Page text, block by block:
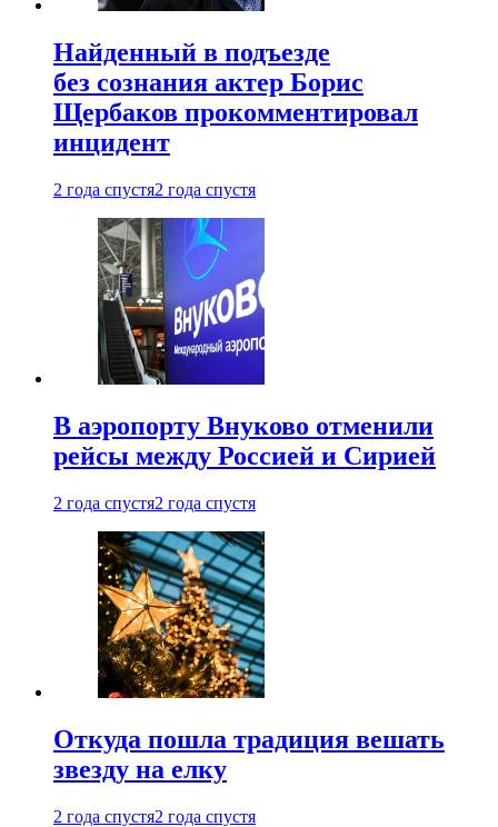
Найденный в подъезде
без сознания актер Борис
Щербаков прокомментировал
инцидент
2 года спустя2 года спустя
В аэропорту Внуково отменили
рейсы между Россией и Сирией
2 года спустя2 года спустя
Откуда пошла традиция вешать
звезду на елку
2 года спустя2 года спустя